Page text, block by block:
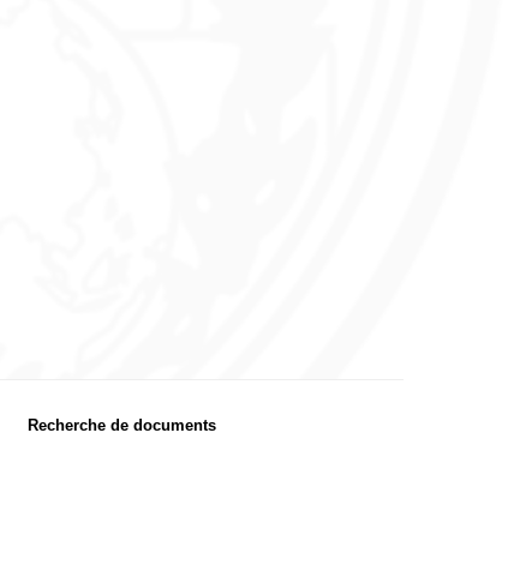
Recherche de documents